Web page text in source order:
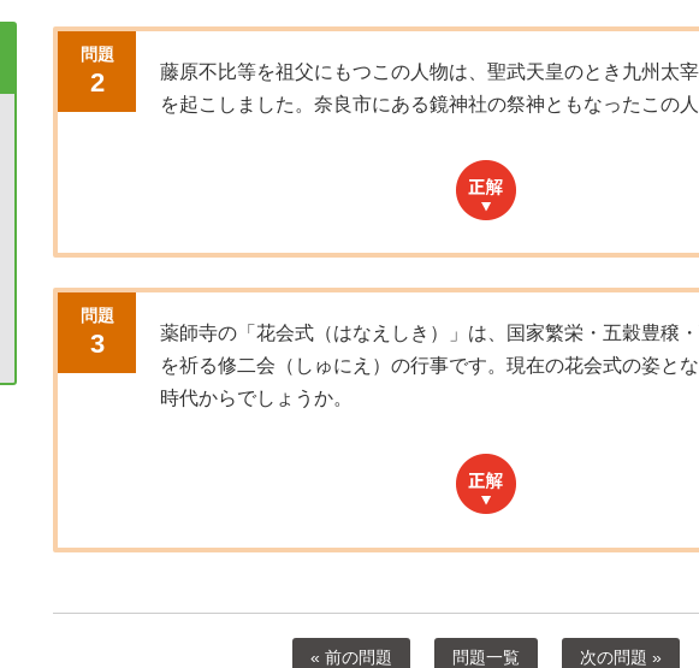
問題
2
藤原不比等を祖父にもつこの人物は、聖武天皇のとき九州太
を起こしました。奈良市にある鏡神社の祭神ともなったこの人
問題
3
薬師寺の「花会式（はなえしき）」は、国家繁栄・五穀豊穣・
を祈る修二会（しゅにえ）の行事です。現在の花会式の姿と
時代からでしょうか。
« 前の問題 問題一覧 次の問題 »